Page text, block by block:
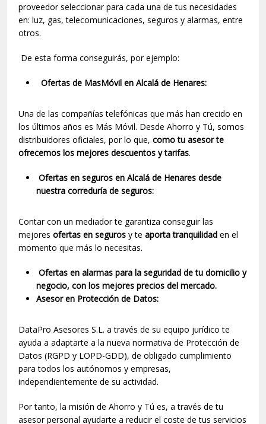
proveedor seleccionar para cada una de tus necesidades
en: luz, gas, telecomunicaciones, seguros y alarmas, entre
otros.
De esta forma conseguirás, por ejemplo:
Ofertas de MasMóvil en Alcalá de Henares:
Una de las compañías telefónicas que más han crecido en
los últimos años es Más Móvil. Desde Ahorro y Tú, somos
distribuidores oficiales, por lo que,como tu asesor te
ofrecemos los mejores descuentos y tarifas.
Ofertas en seguros en Alcalá de Henares desde
nuestra correduría de seguros:
Contar con un mediador te garantiza conseguir las
mejoresofertas en segurosy teaporta tranquilidad en el
momento que más lo necesitas.
Ofertas en alarmas para la seguridad de tu domicilio y
negocio, con los mejores precios del mercado.
Asesor en Protección de Datos:
DataPro Asesores S.L. a través de su equipo jurídico te
ayuda a adaptarte a la nueva normativa de Protección de
Datos (RGPD y LOPD-GDD), de obligado cumplimiento
para todos los autónomos y empresas,
independientemente de su actividad.
Por tanto, la misión de Ahorro y Tú es, a través de tu
asesor personal ayudarte a reducir el coste de tus servicios